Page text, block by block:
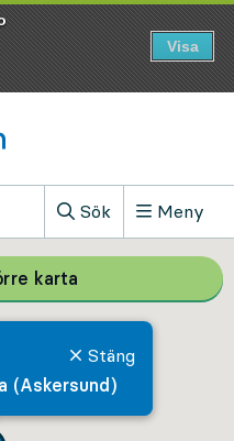
Sök
, Visa sökfältet
Meny
(Askersund)
Stäng
karta Visa större
Visa